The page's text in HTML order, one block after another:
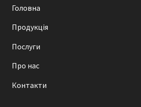
Головна
Продукція
Послуги
Про нас
Контакти